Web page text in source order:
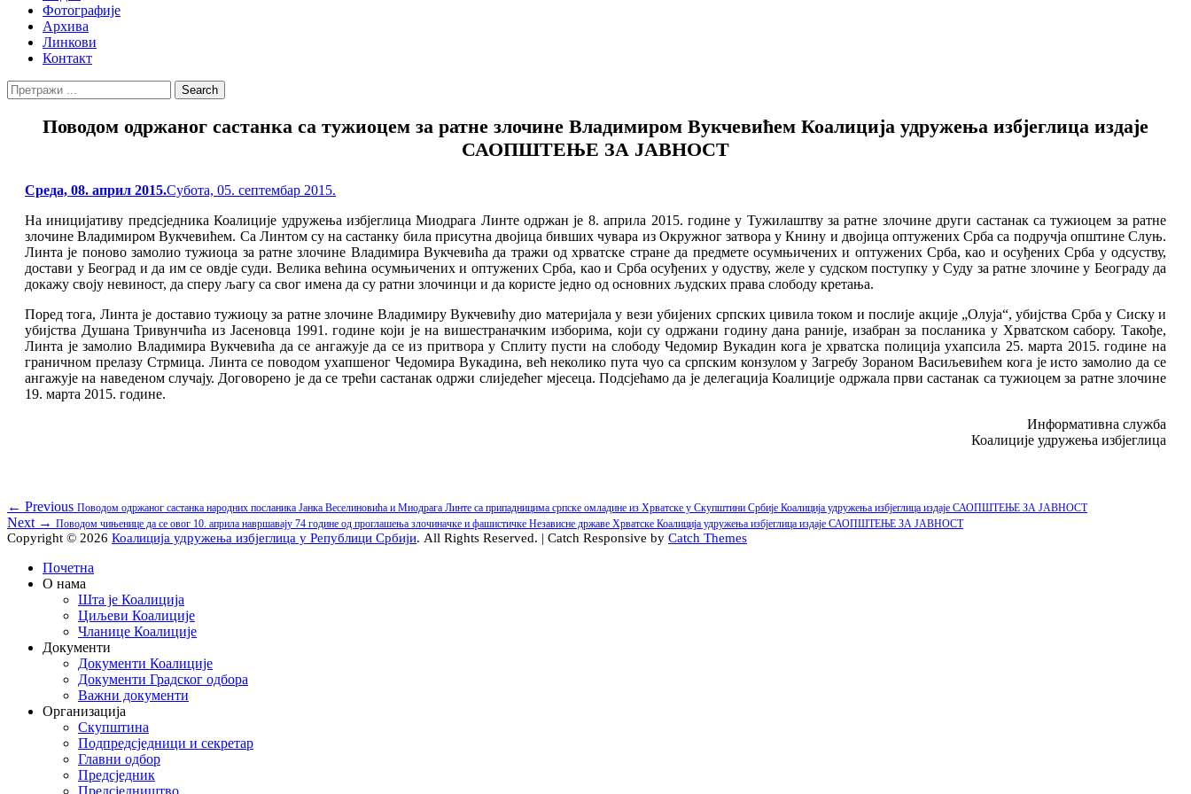
Фотографије
Архива
Линкови
Контакт
Search
Search
for:
Поводом одржаног састанка са тужиоцем за ратне злочине Владимиром Вукчевићем Коалиција удружења избјеглица издаје
САОПШТЕЊЕ ЗА ЈАВНОСТ
Posted
Cреда, 08. април 2015.Субота, 05. септембар 2015.
На иницијативу предсједника Коалиције удружења избјеглица Миодрага Линте одржан је 8. априла 2015. године у Тужилаштву за ратне злочине други састанак са тужиоцем за ратне
злочине Владимиром Вукчевићем. Са Линтом су на састанку била присутна двојица бивших чувара из Окружног затвора у Книну и двојица оптужених Срба са подручја општине Слуњ.
Линта је поново замолио тужиоца за ратне злочине Владимира Вукчевића да тражи од хрватске стране да предмете осумњичених и оптужених Срба, као и осуђених Срба у одсуству,
достави у Београд и да им се овдје суди. Велика већина осумњичених и оптужених Срба, као и Срба осуђених у одуству, желе у судском поступку у Суду за ратне злочине у Београду да
докажу своју невиност, да сперу љагу са свог имена да су ратни злочинци и да користе једно од основних људских права слободу кретања.
Поред тога, Линта је доставио тужиоцу за ратне злочине Владимиру Вукчевићу дио материјала у вези убијених српских цивила током и послије акције „Олуја“, убијства Срба у Сиску и
убијства Душана Тривунчића из Јасеновца 1991. године који је на вишестраначким изборима, који су одржани годину дана раније, изабран за посланика у Хрватском сабору. Такође,
Линта је замолио Владимира Вукчевића да се ангажује да се из притвора у Сплиту пусти на слободу Чедомир Вукадин кога је хрватска полиција ухапсила 25. марта 2015. године на
граничном прелазу Стрмица. Линта се поводом ухапшеног Чедомира Вукадина, већ неколико пута чуо са српским конзулом у Загребу Зораном Васиљeвићем кога је исто замолио да се
ангажује на наведеном случају. Договорено је да се трећи састанак одржи слиједећег мјесеца. Подсјећамo да је делегација Коалиције одржала први састанак са тужиоцем за ратне злочине
19. марта 2015. године.
Информативна служба
Коалиције удружења избјеглица
Кретање
чланка
← Previous Previous
post:
Поводом одржаног састанка народних посланика Јанка Веселиновића и Миодрага Линте са припадницима српске омладине из Хрватске у Скупштини Србије Коалиција удружења избјеглица издаје САОПШТЕЊЕ ЗА ЈАВНОСТ
Next → Next
post:
Поводом чињенице да се овог 10. априла навршавају 74 године од проглашења злочиначке и фашистичке Независне државе Хрватске Коалиција удружења избјеглица издаје САОПШТЕЊЕ ЗА ЈАВНОСТ
Copyright © 2026 Коалиција удружења избјеглица у Републици Србији. All Rights Reserved. | Catch Responsive by Catch Themes
Почетна
О нама
Шта је Коалиција
Циљеви Коалиције
Чланице Коалиције
Документи
Документи Коалиције
Документи Градског одбора
Важни документи
Организација
Скупштина
Подпредсједници и секретар
Главни одбор
Предсједник
Предсједништво